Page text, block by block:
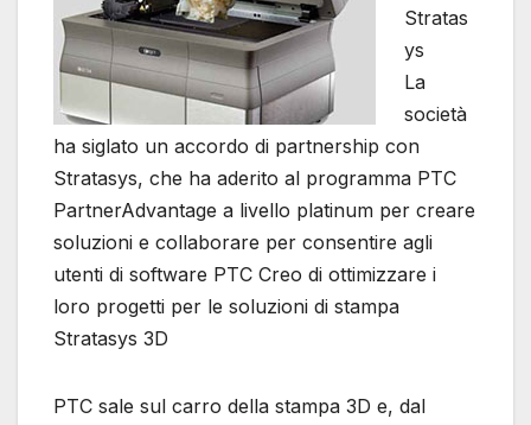
Stratas
ys
La
società
ha siglato un accordo di partnership con
Stratasys, che ha aderito al programma PTC
PartnerAdvantage a livello platinum per creare
soluzioni e collaborare per consentire agli
utenti di software PTC Creo di ottimizzare i
loro progetti per le soluzioni di stampa
Stratasys 3D
PTC sale sul carro della stampa 3D e, dal